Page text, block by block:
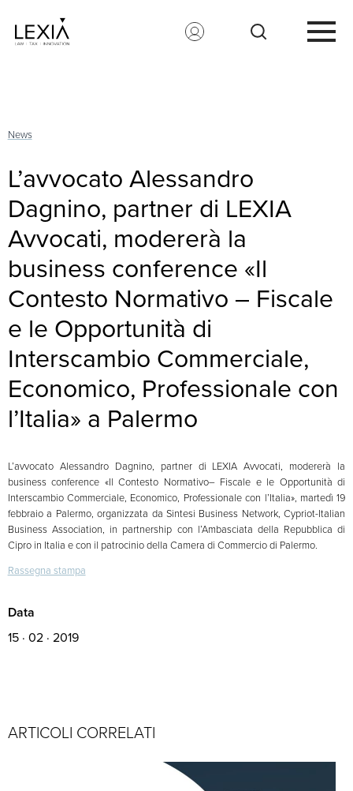
News
L’avvocato Alessandro
Dagnino, partner di LEXIA
Avvocati, modererà la
business conference «Il
Contesto Normativo – Fiscale
e le Opportunità di
Interscambio Commerciale,
Economico, Professionale con
l’Italia» a Palermo
L’avvocato Alessandro Dagnino, partner di LEXIA Avvocati, modererà la
business conference «Il Contesto Normativo– Fiscale e le Opportunità di
Interscambio Commerciale, Economico, Professionale con l’Italia», martedì 19
febbraio a Palermo, organizzata da Sintesi Business Network, Cypriot-Italian
Business Association, in partnership con l’Ambasciata della Repubblica di
Cipro in Italia e con il patrocinio della Camera di Commercio di Palermo.
Rassegna stampa
Data
15 · 02 · 2019
ARTICOLI CORRELATI